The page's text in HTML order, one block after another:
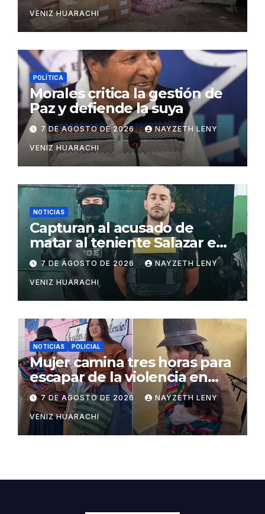
VENIZ HUARACHI
POLÍTICA
Morales critica la gestión de
Paz y defiende la suya
7 DE AGOSTO DE 2026 NAYZETH LENY
VENIZ HUARACHI
NOTICIAS
Capturan al acusado de
matar al teniente Salazar en
San Matías
7 DE AGOSTO DE 2026 NAYZETH LENY
VENIZ HUARACHI
NOTICIAS POLICIAL
Mujer camina tres horas para
escapar de la violencia en
Potosí
7 DE AGOSTO DE 2026 NAYZETH LENY
VENIZ HUARACHI